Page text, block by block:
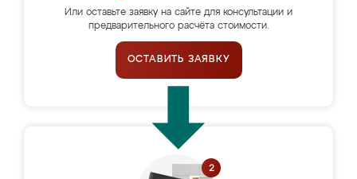
Или оставьте заявку на сайте для консультации и
предварительного расчёта стоимости.
ОСТАВИТЬ ЗАЯВКУ